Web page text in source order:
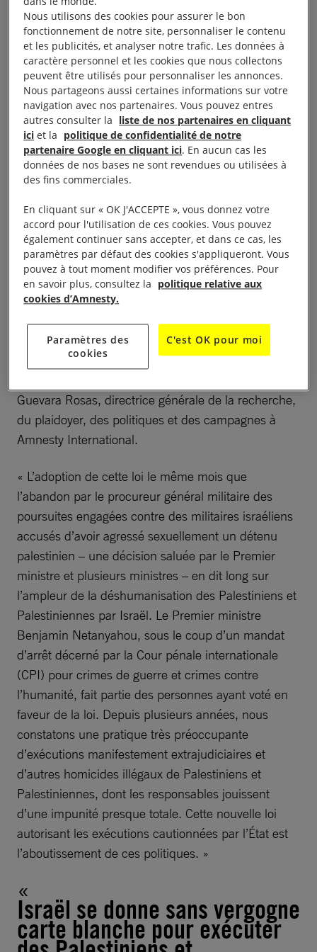
de la Knesset, a déclaré Amnesty International.
« Le 30 mars 2026, dans une démonstration
publique de cruauté, de discrimination et de mépris
absolu pour les droits humains, la Knesset, le
Parlement israélien, a adopté une loi facilitant le
recours à la peine capitale, qui risque d’être le
premier d’une série de textes en ce sens. Cette
modification de la législation pénale israélienne,
nommée “Loi sur la peine de mort pour les
peine de mort et facilite le recours à celle-ci, à une
époque où la tendance mondiale est à son abolition.
Elle démantèle par ailleurs des protections
fondamentales destinées à prévenir la privation
arbitraire de la vie et à garantir le droit à un procès
équitable, tout en renforçant le système d’apartheid
imposé par Israël, qui est par ailleurs entretenu par
des dizaines de lois discriminatoires contre les
Guevara Rosas, directrice générale de la recherche,
du plaidoyer, des politiques et des campagnes à
Amnesty International.
« L’adoption de cette loi le même mois que
l’abandon par le procureur général militaire des
poursuites engagées contre des militaires israéliens
accusés d’avoir agressé sexuellement un détenu
palestinien – une décision saluée par le Premier
ministre et plusieurs ministres – en dit long sur
l’ampleur de la déshumanisation des Palestiniens et
Palestiniennes par Israël. Le Premier ministre
Benjamin Netanyahou, sous le coup d’un mandat
d’arrêt décerné par la Cour pénale internationale
(CPI) pour crimes de guerre et crimes contre
l’humanité, fait partie des personnes ayant voté en
faveur de la loi. Depuis plusieurs années, nous
constatons une pratique très préoccupante
d’exécutions manifestement extrajudiciaires et
d’autres homicides illégaux de Palestiniens et
Palestiniennes, dont les responsables jouissent
d’une impunité presque totale. Cette nouvelle loi
autorisant les exécutions cautionnées par l’État est
l’aboutissement de ces politiques. »
Israël se donne sans vergogne
carte blanche pour exécuter
Nous utilisons des cookies pour assurer le bon
fonctionnement de notre site, personnaliser le contenu
et les publicités, et analyser notre trafic. Les données à
caractère personnel et les cookies que nous collectons
peuvent être utilisés pour personnaliser les annonces.
Nous partageons aussi certaines informations sur votre
navigation avec nos partenaires. Vous pouvez entres
autres consulter la liste de nos partenaires en cliquant
ici et la politique de confidentialité de notre
partenaire Google en cliquant ici. En aucun cas les
données de nos bases ne sont revendues ou utilisées à
des fins commerciales.
En cliquant sur « OK J'ACCEPTE », vous donnez votre
accord pour l'utilisation de ces cookies. Vous pouvez
également continuer sans accepter, et dans ce cas, les
paramètres par défaut des cookies s'appliqueront. Vous
pouvez à tout moment modifier vos préférences. Pour
en savoir plus, consultez la politique relative aux
cookies d’Amnesty.
Paramètres des
cookies
C'est OK pour moi